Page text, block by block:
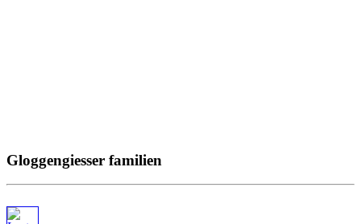
Gloggengiesser familien